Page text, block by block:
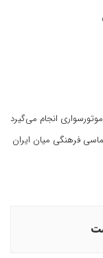
انجام می‌گیرد
فرهنگی میان ایران